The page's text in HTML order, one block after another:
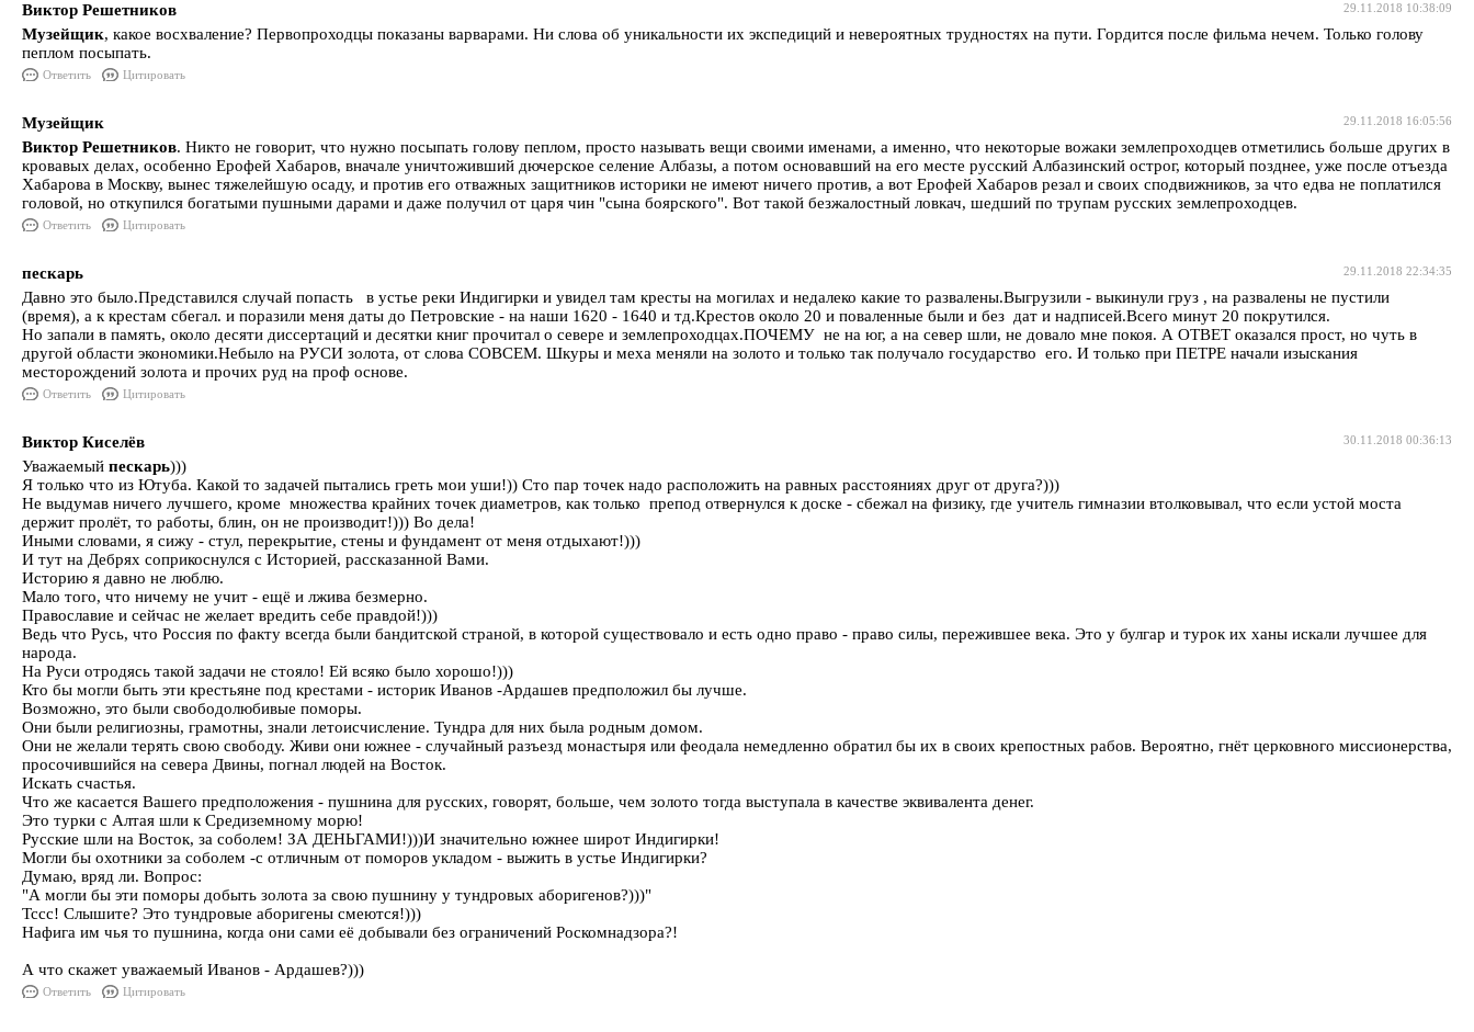
29.11.2018 10:38:09
Виктор Решетников
Музейщик, какое восхваление? Первопроходцы показаны варварами. Ни слова об уникальности их экспедиций и невероятных трудностях на пути. Гордится после фильма нечем. Только голову
пеплом посыпать.
Ответить Цитировать
29.11.2018 16:05:56
Музейщик
Виктор Решетников. Никто не говорит, что нужно посыпать голову пеплом, просто называть вещи своими именами, а именно, что некоторые вожаки землепроходцев отметились больше других в
кровавых делах, особенно Ерофей Хабаров, вначале уничтоживший дючерское селение Албазы, а потом основавший на его месте русский Албазинский острог, который позднее, уже после отъезда
Хабарова в Москву, вынес тяжелейшую осаду, и против его отважных защитников историки не имеют ничего против, а вот Ерофей Хабаров резал и своих сподвижников, за что едва не поплатился
головой, но откупился богатыми пушными дарами и даже получил от царя чин "сына боярского". Вот такой безжалостный ловкач, шедший по трупам русских землепроходцев.
Ответить Цитировать
29.11.2018 22:34:35
пескарь
Давно это было.Представился случай попасть в устье реки Индигирки и увидел там кресты на могилах и недалеко какие то развалены.Выгрузили - выкинули груз , на развалены не пустили
(время), а к крестам сбегал. и поразили меня даты до Петровские - на наши 1620 - 1640 и тд.Крестов около 20 и поваленные были и без дат и надписей.Всего минут 20 покрутился.
Но запали в память, около десяти диссертаций и десятки книг прочитал о севере и землепроходцах.ПОЧЕМУ не на юг, а на север шли, не довало мне покоя. А ОТВЕТ оказался прост, но чуть в
другой области экономики.Небыло на РУСИ золота, от слова СОВСЕМ. Шкуры и меха меняли на золото и только так получало государство его. И только при ПЕТРЕ начали изыскания
месторождений золота и прочих руд на проф основе.
Ответить Цитировать
30.11.2018 00:36:13
Виктор Киселёв
Уважаемый пескарь)))
Я только что из Ютуба. Какой то задачей пытались греть мои уши!)) Сто пар точек надо расположить на равных расстояниях друг от друга?)))
Не выдумав ничего лучшего, кроме множества крайних точек диаметров, как только препод отвернулся к доске - сбежал на физику, где учитель гимназии втолковывал, что если устой моста
держит пролёт, то работы, блин, он не производит!))) Во дела!
Иными словами, я сижу - стул, перекрытие, стены и фундамент от меня отдыхают!)))
И тут на Дебрях соприкоснулся с Историей, рассказанной Вами.
Историю я давно не люблю.
Мало того, что ничему не учит - ещё и лжива безмерно.
Православие и сейчас не желает вредить себе правдой!)))
Ведь что Русь, что Россия по факту всегда были бандитской страной, в которой существовало и есть одно право - право силы, пережившее века. Это у булгар и турок их ханы искали лучшее для
народа.
На Руси отродясь такой задачи не стояло! Ей всяко было хорошо!)))
Кто бы могли быть эти крестьяне под крестами - историк Иванов -Ардашев предположил бы лучше.
Возможно, это были свободолюбивые поморы.
Они были религиозны, грамотны, знали летоисчисление. Тундра для них была родным домом.
Они не желали терять свою свободу. Живи они южнее - случайный разъезд монастыря или феодала немедленно обратил бы их в своих крепостных рабов. Вероятно, гнёт церковного миссионерства,
просочившийся на севера Двины, погнал людей на Восток.
Искать счастья.
Что же касается Вашего предположения - пушнина для русских, говорят, больше, чем золото тогда выступала в качестве эквивалента денег.
Это турки с Алтая шли к Средиземному морю!
Русские шли на Восток, за соболем! ЗА ДЕНЬГАМИ!)))И значительно южнее широт Индигирки!
Могли бы охотники за соболем -с отличным от поморов укладом - выжить в устье Индигирки?
Думаю, вряд ли. Вопрос:
"А могли бы эти поморы добыть золота за свою пушнину у тундровых аборигенов?)))"
Тссс! Слышите? Это тундровые аборигены смеются!)))
Нафига им чья то пушнина, когда они сами её добывали без ограничений Роскомнадзора?!
А что скажет уважаемый Иванов - Ардашев?)))
Ответить Цитировать